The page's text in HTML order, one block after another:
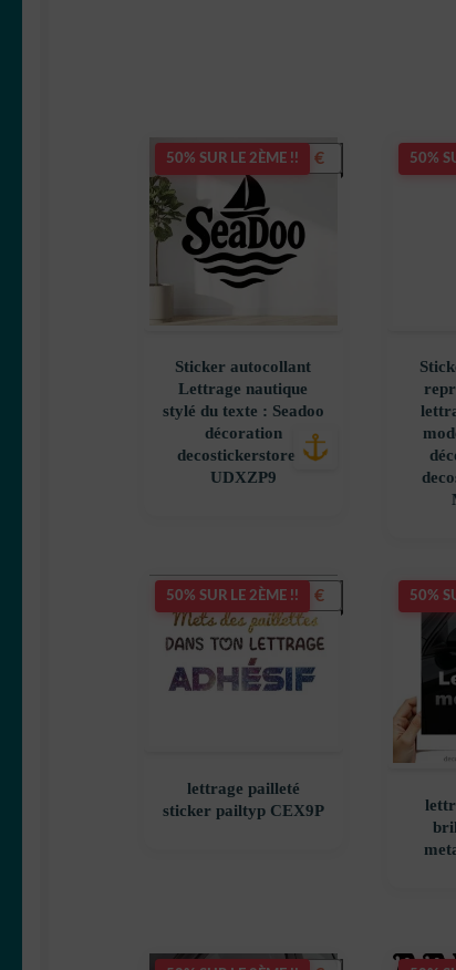
50% SUR LE 2ÈME !!
Sticker autocollant
Lettrage nautique
stylé du texte : Seadoo
décoration
decostickerstore –
UDXZP9
5,50 € 50%
50% SUR LE 2ÈME !!
lettrage pailleté
sticker pailtyp CEX9P
5,90 € 50%